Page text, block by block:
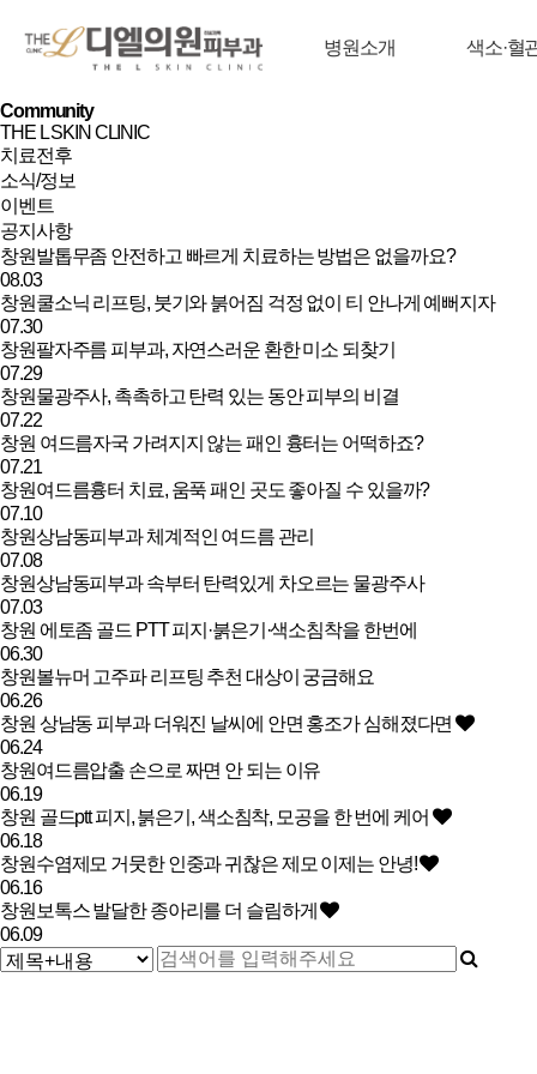
병원소개 색소·혈
Community
THE L SKIN CLINIC
치료전후
소식/정보
이벤트
공지사항
소식/정보 | 창원 피부과 디엘의원
창원발톱무좀 안전하고 빠르게 치료하는 방법은 없을까요?
08.03
창원쿨소닉 리프팅, 붓기와 붉어짐 걱정 없이 티 안나게 예뻐지자
07.30
창원팔자주름 피부과, 자연스러운 환한 미소 되찾기
07.29
창원물광주사, 촉촉하고 탄력 있는 동안 피부의 비결
07.22
창원 여드름자국 가려지지 않는 패인 흉터는 어떡하죠?
07.21
창원여드름흉터 치료, 움푹 패인 곳도 좋아질 수 있을까?
07.10
창원상남동피부과 체계적인 여드름 관리
07.08
창원상남동피부과 속부터 탄력있게 차오르는 물광주사
07.03
창원 에토좀 골드 PTT 피지·붉은기·색소침착을 한번에
06.30
창원볼뉴머 고주파 리프팅 추천 대상이 궁금해요
06.26
창원 상남동 피부과 더워진 날씨에 안면 홍조가 심해졌다면
06.24
창원여드름압출 손으로 짜면 안 되는 이유
06.19
창원 골드ptt 피지, 붉은기, 색소침착, 모공을 한 번에 케어
06.18
창원수염제모 거뭇한 인중과 귀찮은 제모 이제는 안녕!
06.16
창원보톡스 발달한 종아리를 더 슬림하게
06.09